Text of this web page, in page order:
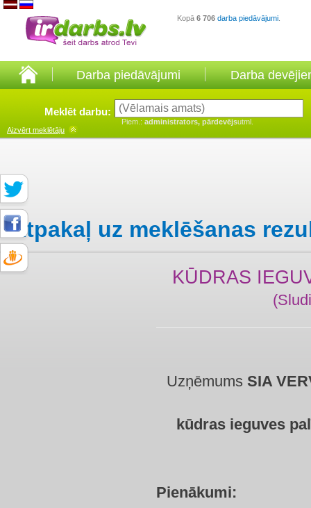
Kopā 6 706 darba piedāvājumi
Darba piedāvājumi Darba
Meklēt darbu:
Piem.: administrators, pārdevējsutml.
Aizvērt meklētāju
Atpakaļ uz meklēšanas
KŪDRAS
Uzņēmums SIA
kūdras ieguves
Pienākumi: